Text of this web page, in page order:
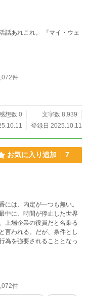
話あれこれ。 『マイ・ウェ
件
想数 0
文字数 8,939
登録日 2025.10.11
お気に入り追加 7
には、内定が一つも無い。
中に、時間が停止した世界
上場企業の役員だと名乗る
言われる。だが、条件とし
為を強要されることとなっ
件